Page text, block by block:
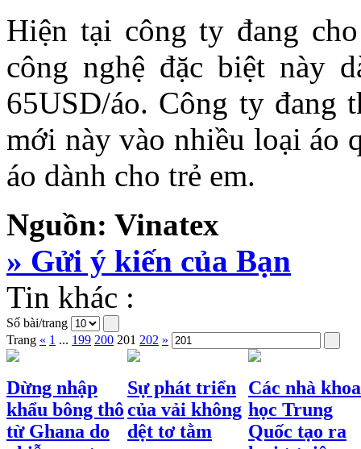
Hiện tại công ty đang
công nghệ đặc biệt này
65USD/áo. Công ty đang
mới này vào nhiều loại áo
áo dành cho trẻ em.
Nguồn: Vinatex
» Gửi ý kiến của Bạn
Tin khác :
Số bài/trang
Trang « 1 ... 199 200 201 202 »
Dừng nhập
khẩu bông thô
từ Ghana do
Sự phát triển
của vải không
dệt tơ tằm
Các nhà khoa
học Trung
Quốc tạo ra